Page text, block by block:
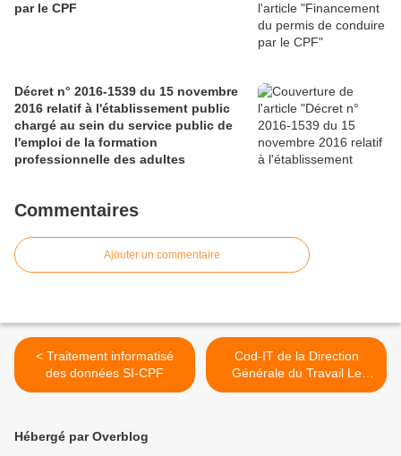
par le CPF
Décret n° 2016-1539 du 15 novembre
2016 relatif à l'établissement public
chargé au sein du service public de
l'emploi de la formation
professionnelle des adultes
Commentaires
Ajouter un commentaire
< Traitement informatisé
des données SI-CPF
Cod-IT de la Direction
Générale du Travail Le
code du travail en version
Hébergé par Overblog